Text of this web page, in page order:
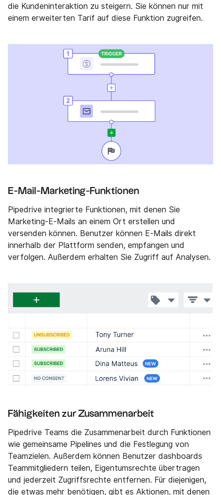
die Kundeninteraktion zu steigern. Sie können nur mit
einem erweiterten Tarif auf diese Funktion zugreifen.
E-Mail-Marketing-Funktionen
Pipedrive integrierte Funktionen, mit denen Sie
Marketing-E-Mails an einem Ort erstellen und
versenden können. Benutzer können E-Mails direkt
innerhalb der Plattform senden, empfangen und
verfolgen. Außerdem erhalten Sie Zugriff auf Analysen.
Fähigkeiten zur Zusammenarbeit
Pipedrive Teams die Zusammenarbeit durch Funktionen
wie gemeinsame Pipelines und die Festlegung von
Teamzielen. Außerdem können Benutzer dashboards
Teammitgliedern teilen, Eigentumsrechte übertragen
und jederzeit Zugriffsrechte entfernen. Für diejenigen,
die etwas mehr benötigen, gibt es Aktionen, mit denen